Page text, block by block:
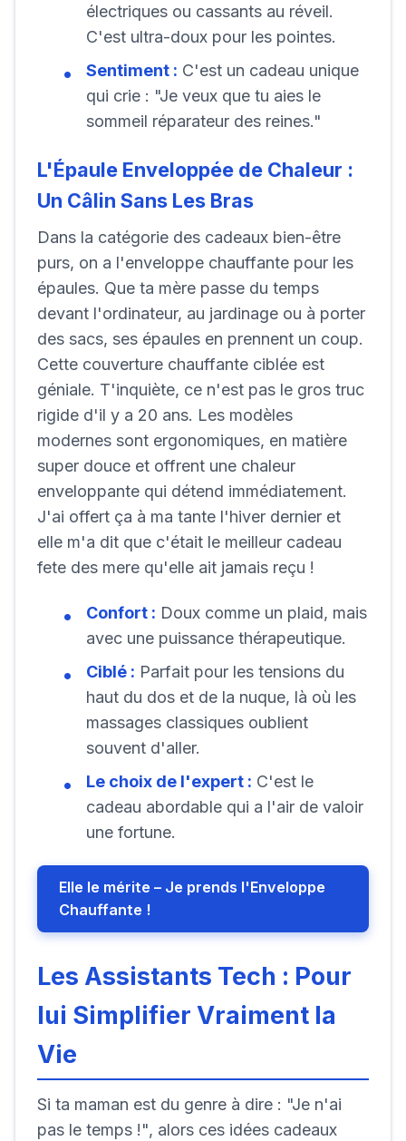
électriques ou cassants au réveil.
C'est ultra-doux pour les pointes.
Sentiment : C'est un cadeau unique
qui crie : "Je veux que tu aies le
sommeil réparateur des reines."
L'Épaule Enveloppée de Chaleur :
Un Câlin Sans Les Bras
Dans la catégorie des cadeaux bien-être
purs, on a l'enveloppe chauffante pour les
épaules. Que ta mère passe du temps
devant l'ordinateur, au jardinage ou à porter
des sacs, ses épaules en prennent un coup.
Cette couverture chauffante ciblée est
géniale. T'inquiète, ce n'est pas le gros truc
rigide d'il y a 20 ans. Les modèles
modernes sont ergonomiques, en matière
super douce et offrent une chaleur
enveloppante qui détend immédiatement.
J'ai offert ça à ma tante l'hiver dernier et
elle m'a dit que c'était le meilleur cadeau
fete des mere qu'elle ait jamais reçu !
Confort : Doux comme un plaid, mais
avec une puissance thérapeutique.
Ciblé : Parfait pour les tensions du
haut du dos et de la nuque, là où les
massages classiques oublient
souvent d'aller.
Le choix de l'expert : C'est le
cadeau abordable qui a l'air de valoir
une fortune.
Elle le mérite – Je prends l'Enveloppe
Chauffante !
Les Assistants Tech : Pour
lui Simplifier Vraiment la
Vie
Si ta maman est du genre à dire : "Je n'ai
pas le temps !", alors ces idées cadeaux